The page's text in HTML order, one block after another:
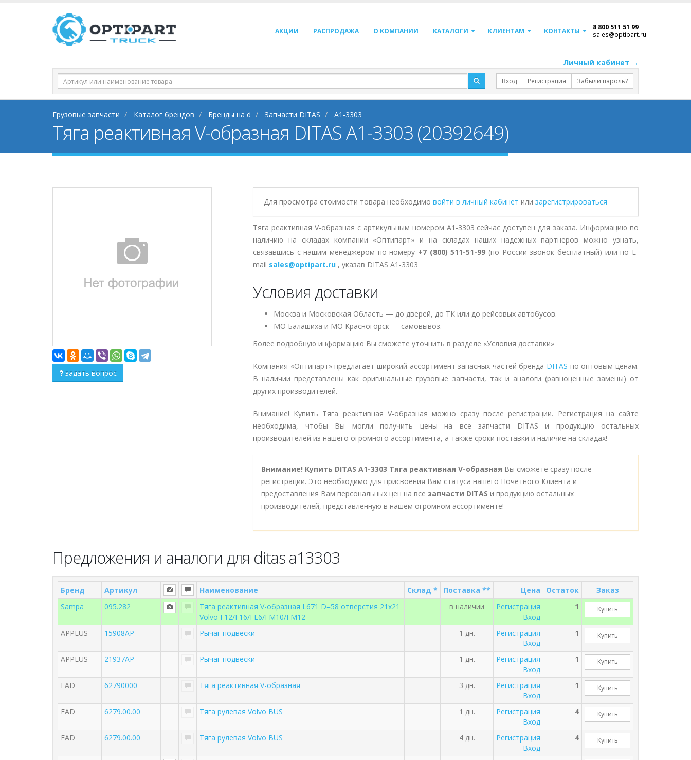
АКЦИИ РАСПРОДАЖА О КОМПАНИИ КАТАЛОГИ КЛИЕНТАМ КОНТАКТЫ 8 800 511 51 99
sales@optipart.ru
Личный кабинет →
Вход Регистрация Забыли пароль?
Грузовые запчасти Каталог брендов Бренды на d Запчасти DITAS A1-3303
Тяга реактивная V-образная DITAS A1-3303 (20392649)
задать вопрос
Для просмотра стоимости товара необходимо войти в личный кабинет или зарегистрироваться
Тяга реактивная V-образная с артикульным номером A1-3303 сейчас доступен для заказа. Информацию по
наличию на складах компании «Оптипарт» и на складах наших надежных партнеров можно узнать,
связавшись с нашим менеджером по номеру +7 (800) 511-51-99 (по России звонок бесплатный) или по E-
mail sales@optipart.ru , указав DITAS A1-3303
Условия доставки
Москва и Московская Область — до дверей, до ТК или до рейсовых автобусов.
МО Балашиха и МО Красногорск — самовывоз.
Более подробную информацию Вы сможете уточнить в разделе «Условия доставки»
Компания «Оптипарт» предлагает широкий ассортимент запасных частей бренда DITAS по оптовым ценам.
В наличии представлены как оригинальные грузовые запчасти, так и аналоги (равноценные замены) от
других производителей.
Внимание! Купить Тяга реактивная V-образная можно сразу после регистрации. Регистрация на сайте
необходима, чтобы Вы могли получить цены на все запчасти DITAS и продукцию остальных
производителей из нашего огромного ассортимента, а также сроки поставки и наличие на складах!
Внимание! Купить DITAS A1-3303 Тяга реактивная V-образная Вы сможете сразу после
регистрации. Это необходимо для присвоения Вам статуса нашего Почетного Клиента и
предоставления Вам персональных цен на все запчасти DITAS и продукцию остальных
производителей, представленную в нашем огромном ассортименте!
Предложения и аналоги для ditas a13303
Бренд Артикул Наименование Склад * Поставка ** Цена Остаток
Заказ
Sampa
095.282
Тяга реактивная V-образная L671 D=58 отверстия 21x21
Volvo F12/F16/FL6/FM10/FM12
в наличии
Регистрация
Вход
1 Купить
APPLUS 15908AP Рычаг подвески 1 дн.
Регистрация
Вход
1 Купить
APPLUS 21937AP Рычаг подвески 1 дн.
Регистрация
Вход
1 Купить
FAD 62790000 Тяга реактивная V-образная 3 дн.
Регистрация
Вход
1 Купить
FAD 6279.00.00 Тяга рулевая Volvo BUS 1 дн.
Регистрация
Вход
4 Купить
FAD 6279.00.00 Тяга рулевая Volvo BUS 4 дн.
Регистрация
Вход
4 Купить